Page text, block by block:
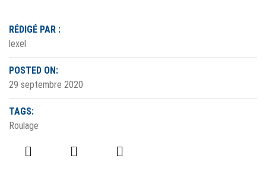
RÉDIGÉ PAR :
lexel
POSTED ON:
29 septembre 2020
TAGS:
Roulage